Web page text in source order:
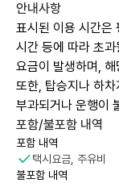
안내사항
표시된 이용 시간은
시간 등에 따라 초
요금이 발생하며,
또한, 탑승지나 하차
부과되거나 운행이
포함/불포함 내역
포함 내역
택시요금, 주유비
불포함 내역